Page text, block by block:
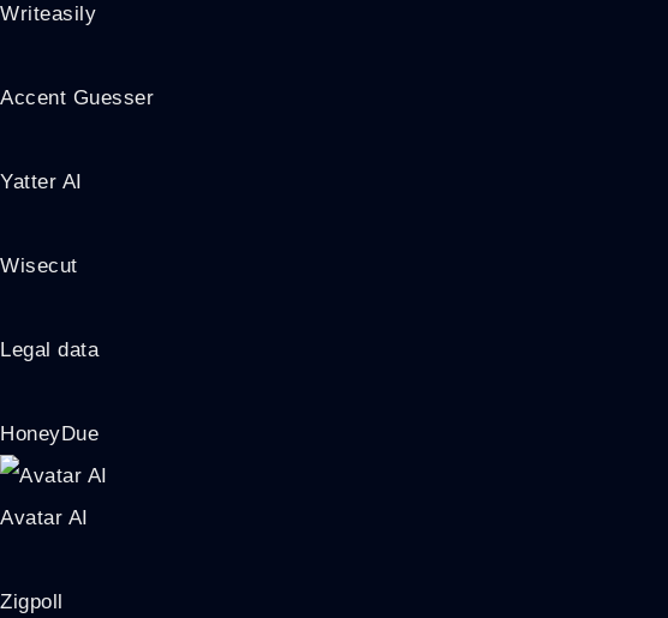
Writeasily
Accent Guesser
Yatter AI
Wisecut
Legal data
HoneyDue
Avatar AI
Zigpoll